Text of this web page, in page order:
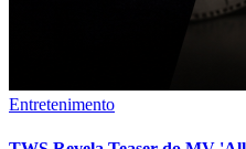
Entretenimento